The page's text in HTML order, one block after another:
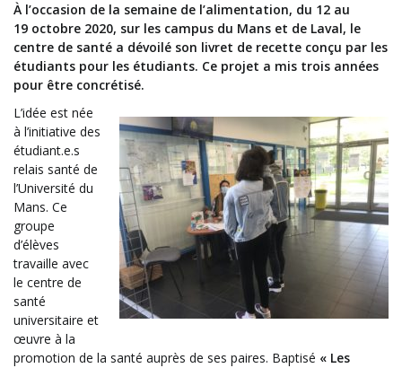
À l’occasion de la semaine de l’alimentation, du 12 au
19 octobre 2020, sur les campus du Mans et de Laval, le
centre de santé a dévoilé son livret de recette conçu par les
étudiants pour les étudiants. Ce projet a mis trois années
pour être concrétisé.
L’idée est née
à l’initiative des
étudiant.e.s
relais santé de
l’Université du
Mans. Ce
groupe
d’élèves
travaille avec
le centre de
santé
universitaire et
œuvre à la
promotion de la santé auprès de ses paires. Baptisé « Les